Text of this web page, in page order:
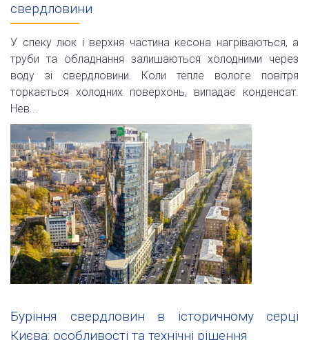
свердловини
У спеку люк і верхня частина кесона нагріваються, а
труби та обладнання залишаються холодними через
воду зі свердловини. Коли тепле вологе повітря
торкається холодних поверхонь, випадає конденсат.
Нев...
Буріння свердловин в історичному серці
Києва: особливості та технічні рішення